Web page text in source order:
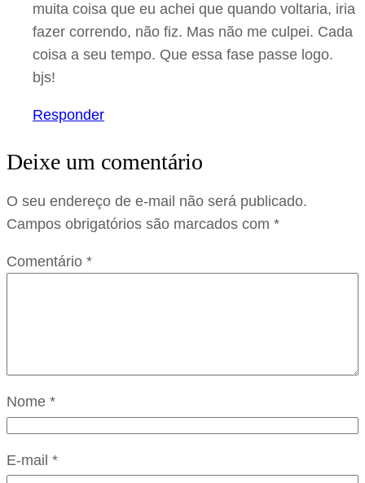
muita coisa que eu achei que quando voltaria, iria
fazer correndo, não fiz. Mas não me culpei. Cada
coisa a seu tempo. Que essa fase passe logo.
bjs!
Responder
Deixe um comentário
O seu endereço de e-mail não será publicado.
Campos obrigatórios são marcados com *
Comentário *
Nome *
E-mail *